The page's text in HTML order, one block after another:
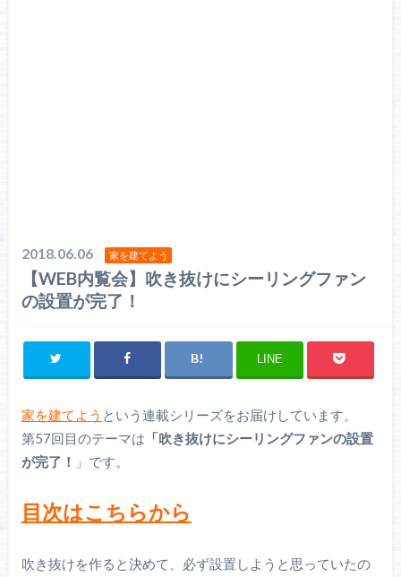
2018.06.06 家を建てよう
【WEB内覧会】吹き抜けにシーリングファン
の設置が完了！
LINE
家を建てよう という連載シリーズをお届けしています。
第57回目のテーマは 「吹き抜けにシーリングファンの設置
が完了！
」です。
目次はこちらから
吹き抜けを作ると決めて、必ず設置しようと思っていたの